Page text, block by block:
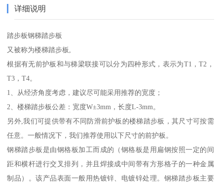
详细说明
踏步板钢梯踏步板
又被称为楼梯踏步板,
根据有无前护板和与梯梁联接可以分为四种形式，表示为T1，T2，
T3，T4。
1、从经济角度考虑，建议尽可能采用推荐的宽度；
2、楼梯踏步板公差：宽度W±3mm，长度L-3mm。
另外,我们可提供带有不同防滑前护板的楼梯踏步板，其尺寸可按需
任意。一般情况下，我们推荐使用以下尺寸的前护板。
钢梯踏步板是由钢格板加工而成的（钢格板是用扁钢按照一定的间
距和横杆进行交叉排列，并且焊接成中间带有方形格子的一种金属
制品）。该产品表面一般用热镀锌、电镀锌处理。钢梯踏步板主要